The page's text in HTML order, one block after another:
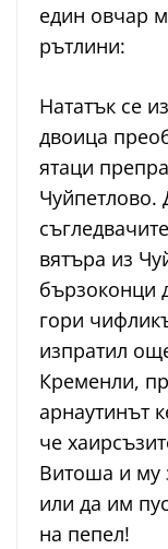
един овчар
рътлини:
Нататък се
двоица
ятаци
Чуйпетлово.
вятъра из
бързоконци
гори
изпратил
Кременли,
арнаутинът
че
Витоша и му
или да им
на пепел!